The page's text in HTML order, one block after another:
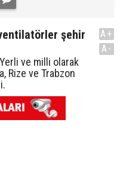
şehir
ve milli olarak
Rize ve Trabzon
A+
A-